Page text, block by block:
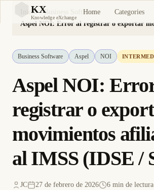
KX
Knowledge eXchange
Home Categories
Inicio
Business Software
Business Software Aspel NOI
Aspel NOI:
registrar o
movimientos
al IMSS (IDSE /
JC 27 de febrero de 2026 6 min de lectura